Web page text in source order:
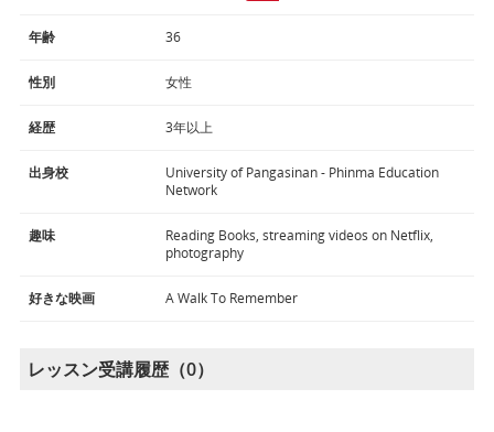
年齢 36
性別 女性
経歴 3年以上
出身校
University of Pangasinan - Phinma Education
Network
趣味
Reading Books, streaming videos on Netflix,
photography
好きな映画 A Walk To Remember
レッスン受講履歴（0）